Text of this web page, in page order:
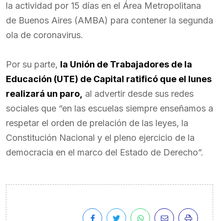
la actividad por 15 días en el Área Metropolitana
de Buenos Aires (AMBA) para contener la segunda
ola de coronavirus.
Por su parte, la Unión de Trabajadores de la
Educación (UTE) de Capital ratificó que el lunes
realizará un paro, al advertir desde sus redes
sociales que “en las escuelas siempre enseñamos a
respetar el orden de prelación de las leyes, la
Constitución Nacional y el pleno ejercicio de la
democracia en el marco del Estado de Derecho”.